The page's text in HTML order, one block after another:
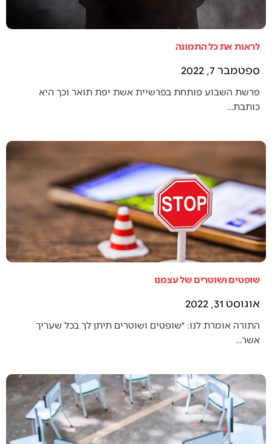
לראות את כל התמונה
ספטמבר 7, 2022
פרשת השבוע פותחת בפרשיית אשת יפת תואר וכך היא
כותבת…
שופטים ושוטרים של עצמנו
אוגוסט 31, 2022
התורה אומרת לנו: ״שופטים ושוטרים תיתן לך בכל שעריך
אשר…